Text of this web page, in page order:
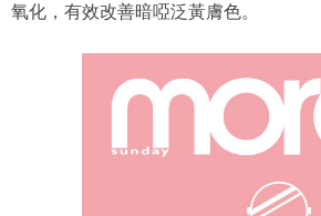
氧化，有效改善暗啞泛黃膚色。